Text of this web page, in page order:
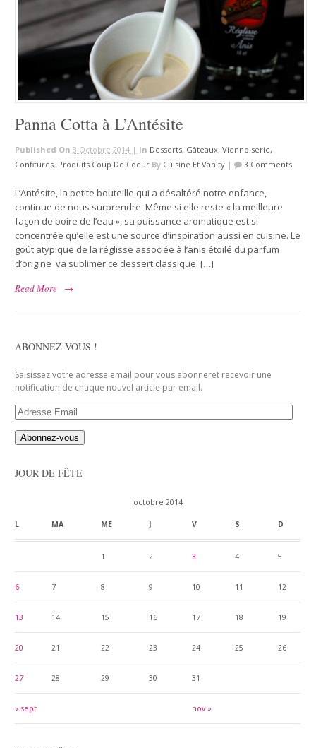
Panna Cotta à L’Antésite
Published On3 Octobre 2014 | In Desserts, Gâteaux, Viennoiserie,
Confitures, Produits Coup De Coeur By Cuisine Et Vanity | 3 Comments
L’Antésite, la petite bouteille qui a désaltéré notre enfance,
continue de nous surprendre. Même si elle reste « la meilleure
façon de boire de l’eau », sa puissance aromatique est si
concentrée qu’elle est une source d’inspiration aussi en cuisine. Le
goût atypique de la réglisse associée à l’anis étoilé du parfum
d’origine va sublimer ce dessert classique. […]
Read More
→
ABONNEZ-VOUS !
Saisissez votre adresse email pour vous abonneret recevoir une
notification de chaque nouvel article par email.
Adresse
Email
JOUR DE FÊTE
octobre 2014
L MA ME J V S D
« sept nov »
1 2 3 4 5
6 7 8 9 10 11 12
13 14 15 16 17 18 19
20 21 22 23 24 25 26
27 28 29 30 31